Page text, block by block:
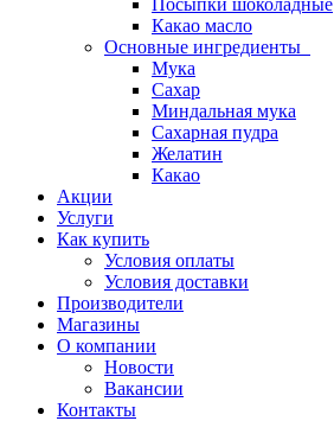
Посыпки шоколадные
Какао масло
Основные ингредиенты
Мука
Сахар
Миндальная мука
Сахарная пудра
Желатин
Какао
Акции
Услуги
Как купить
Условия оплаты
Условия доставки
Производители
Магазины
О компании
Новости
Вакансии
Контакты